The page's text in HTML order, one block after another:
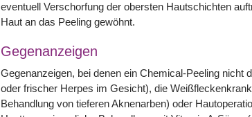
eventuell Verschorfung der obersten Hautschichten
Haut an das Peeling gewöhnt.
Gegenanzeigen
Gegenanzeigen, bei denen ein Chemical-Peeling
oder frischer Herpes im Gesicht), die
Behandlung von tieferen Aknenarben) oder